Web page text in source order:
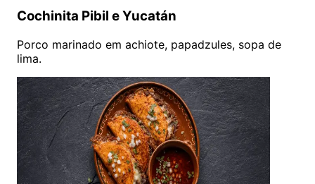
Cochinita Pibil e Yucatán
Porco marinado em achiote, papadzules, sopa de
lima.